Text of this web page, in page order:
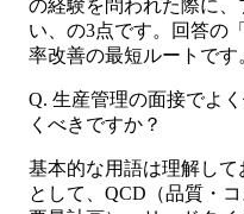
の経験を問われた際に
い、の3点です。回答の
率改善の最短ルートです
Q. 生産管理の面接でよ
くべきですか？
基本的な用語は理解し
として、QCD（品質・